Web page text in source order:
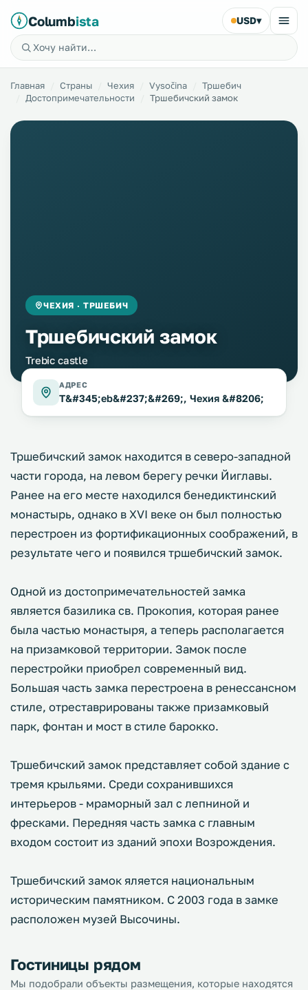
Columbista USD▾
Главная Страны Чехия Vysočina
Тршебич
Достопримечательности
Тршебичский замок
ЧЕХИЯ · ТРШЕБИЧ
Тршебичский замок
Trebic castle
АДРЕС
T&#345;eb&#237;&#269;, Чехия &#8206;
Тршебичский замок находится в северо-западной
части города, на левом берегу речки Йиглавы.
Ранее на его месте находился бенедиктинский
монастырь, однако в XVI веке он был полностью
перестроен из фортификационных соображений, в
результате чего и появился тршебичский замок.
Одной из достопримечательностей замка
является базилика св. Прокопия, которая ранее
была частью монастыря, а теперь располагается
на призамковой территории. Замок после
перестройки приобрел современный вид.
Большая часть замка перестроена в ренессансном
стиле, отреставрированы также призамковый
парк, фонтан и мост в стиле барокко.
Тршебичский замок представляет собой здание с
тремя крыльями. Среди сохранившихся
интерьеров - мраморный зал с лепниной и
фресками. Передняя часть замка с главным
входом состоит из зданий эпохи Возрождения.
Тршебичский замок яляется национальным
историческим памятником. С 2003 года в замке
расположен музей Высочины.
Гостиницы рядом
Мы подобрали объекты размещения, которые находятся